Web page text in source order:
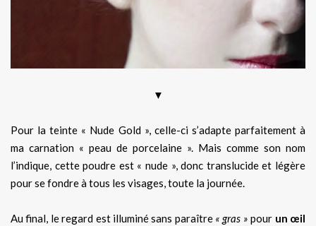
▼
Pour la teinte « Nude Gold », celle-ci s’adapte parfaitement à
ma carnation « peau de porcelaine ». Mais comme son nom
l’indique, cette poudre est « nude », donc translucide et légère
pour se fondre à tous les visages, toute la journée.
Au final, le regard est illuminé sans paraître « gras » pour un œil